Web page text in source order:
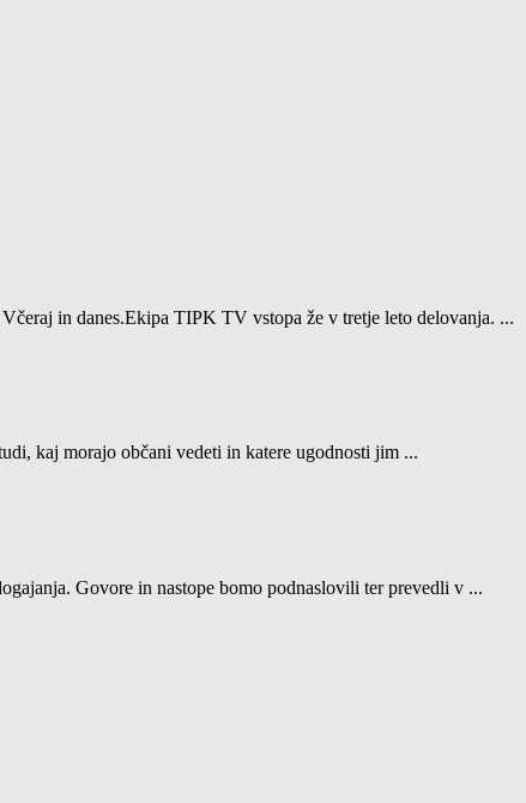
in danes.Ekipa TIPK TV vstopa že v tretje leto delovanja. ...
kaj morajo občani vedeti in katere ugodnosti jim ...
Govore in nastope bomo podnaslovili ter prevedli v ...